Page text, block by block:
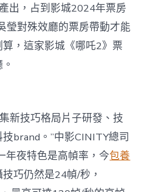
出，占到影城2024年票房
瑩對殊效廳的票房帶動才能
，這家影城《哪吒2》票
新技巧格局片子研發、技
brand。”中影CINITY總司
年夜特色是高幀率，今包養
巧仍然是24幀/秒，